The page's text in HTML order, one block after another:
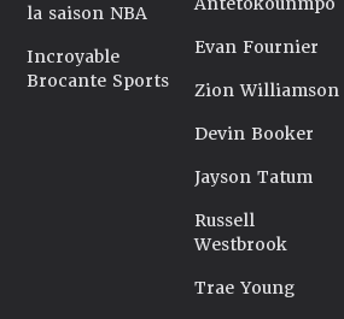
la saison NBA
Incroyable
Brocante Sports
Evan Fournier
Zion Williamson
Devin Booker
Jayson Tatum
Russell
Westbrook
Trae Young